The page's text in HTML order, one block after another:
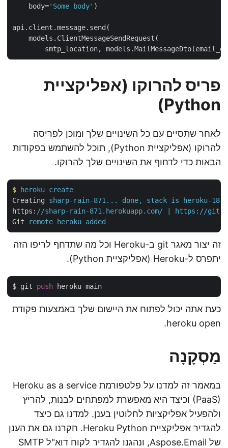
    body=
'Some body'
api.client.message.send(
    models.ClientMessageSendRequest(
פריס להרוקו (אפליקציית
Python)
לאחר שתסיים עם כל השינויים שלך ומוכן לפריסה
להרוקו (אפליקציית Python), תוכל להשתמש בפקודות
הבאות כדי לדחוף את השינויים שלך להרוקו.
heroku create
Creating sharp-rain-871... done, stack is heroku-18
https ://sharp-rain-871.herokuapp.com/ | https://
Git
remote heroku added
זה יצור מאגר git ב-Heroku וכל מה שתדחף לריפו הזה
יתפרס ל-Heroku (אפליקציית Python).
$ git push
כעת אתה יכול לפתוח את היישום שלך באמצעות פקודת
heroku open.
מַסְקָנָה
במאמר זה למדנו על פלטפורמת Heroku as a service
(PaaS) וכיצד היא מאפשרת למפתחים לבנות, להריץ
ולהפעיל אפליקציות לחלוטין בענן. למדנו גם כיצד
להגדיר אפליקציית Heroku Python. חקרנו גם את הענן
של Aspose.Email, ונהגנו להגדיר לקוח דוא"ל SMTP